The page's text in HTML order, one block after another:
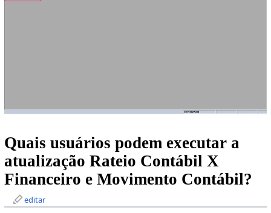
Quais usuários podem executar a
atualização Rateio Contábil X
Financeiro e Movimento Contábil?
editar